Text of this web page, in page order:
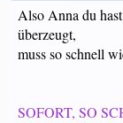
Also Anna du
überzeugt,
muss so schnell
SOFORT, SO